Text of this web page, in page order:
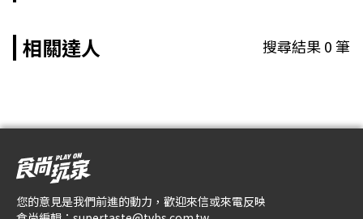
相關達人 搜尋結果0筆
您的意見是我們前進的動力，歡迎來信或來電反映